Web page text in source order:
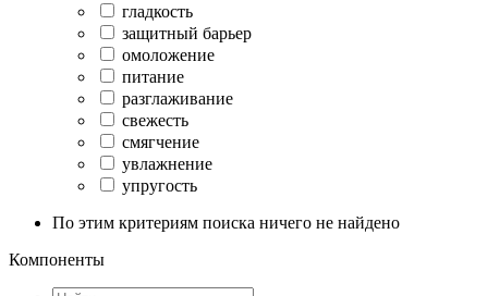
гладкость
защитный барьер
омоложение
питание
разглаживание
свежесть
смягчение
увлажнение
упругость
По этим критериям поиска ничего не найдено
Компоненты